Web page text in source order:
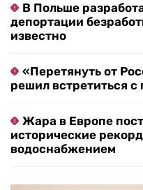
В Польше
депортации
известно
«Перетянуть от
решил встретиться
Жара в Европе
исторические
водоснабжением